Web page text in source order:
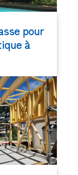
pour
à